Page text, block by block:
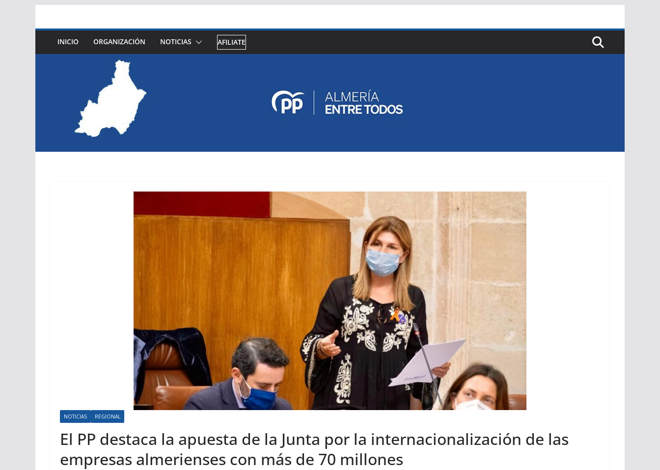
contenido
INICIO ORGANIZACIÓN NOTICIAS AFILIATE
NOTICIAS REGIONAL
El PP destaca la apuesta de la Junta por la internacionalización de las
empresas almerienses con más de 70 millones